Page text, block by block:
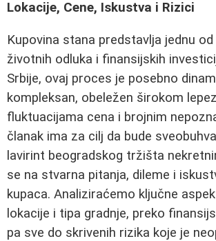
Lokacije, Cene, Iskustva i Rizici
Kupovina stana predstavlja jednu
životnih odluka i finansijskih
Srbije, ovaj proces je posebno
kompleksan, obeležen širokom
fluktuacijama cena i brojnim
članak ima za cilj da bude
lavirint beogradskog tržišta
se na stvarna pitanja, dileme i
kupaca. Analiziraćemo ključne
lokacije i tipa gradnje, preko
pa sve do skrivenih rizika koje je